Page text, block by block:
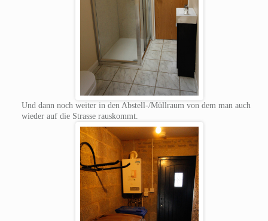
Und dann noch weiter in den Abstell-/Müllraum von dem man auch
wieder auf die Strasse rauskommt.